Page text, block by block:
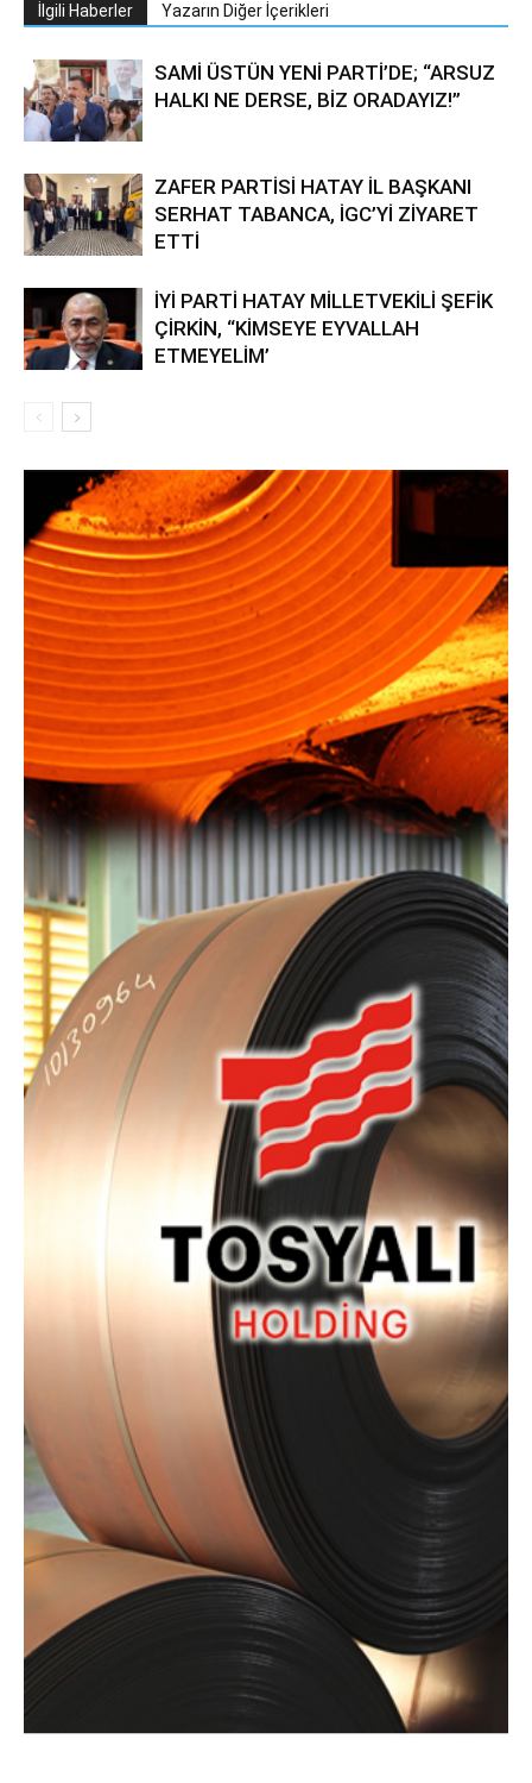
İlgili Haberler Yazarın Diğer İçerikleri
SAMİ ÜSTÜN YENİ PARTİ’DE; “ARSUZ
HALKI NE DERSE, BİZ ORADAYIZ!”
ZAFER PARTİSİ HATAY İL BAŞKANI
SERHAT TABANCA, İGC’Yİ ZİYARET
ETTİ
İYİ PARTİ HATAY MİLLETVEKİLİ ŞEFİK
ÇİRKİN, “KİMSEYE EYVALLAH
ETMEYELİM’